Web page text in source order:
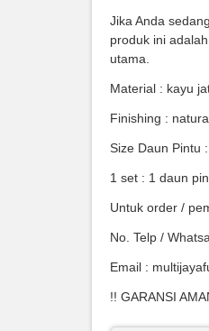
Jika Anda
produk ini
utama.
Material : kayu
Finishing :
Size Daun Pintu
1 set : 1 daun
Untuk order /
No. Telp /
Email :
!! GARANSI